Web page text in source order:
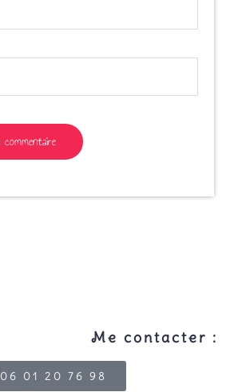
Me contacter :
06 01 20 76 98